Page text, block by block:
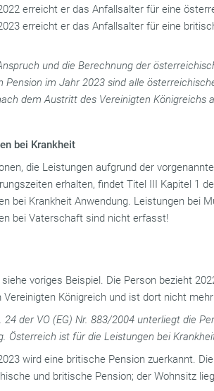
erreicht er das Anfallsalter für eine
erreicht er das Anfallsalter für eine
und die Berechnung der
Pension im Jahr 2023 sind alle
dem Austritt des Vereinigten Königreichs
bei Krankheit
die Leistungen aufgrund der
erhalten, findet Titel III Kapitel 1
bei Krankheit Anwendung. Leistungen bei
bei Vaterschaft sind nicht erfasst!
voriges Beispiel. Die Person bezieht
Vereinigten Königreich und ist dort nicht
24 der VO (EG) Nr. 883/2004 unterliegt die
Österreich ist für die Leistungen bei
wird eine britische Pension zuerkannt.
und britische Pension; der Wohnsitz